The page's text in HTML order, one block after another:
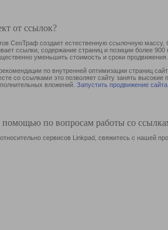
от ссылок?
СеоТраф создает естественную ссылочную
ссылки, содержание страниц и позиции более
уменьшить стоимость и сроки продвижения.
по внутренней оптимизации страниц
со ссылками это позволяет сайту занять
вложений. Запустить продвижение сайта
помощью по вопросам работы со
сервисов Linkpad, свяжитесь с нашей